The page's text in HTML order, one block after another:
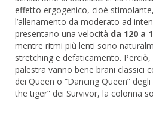
effetto ergogenico, cioè
l’allenamento da moderato ad
presentano una velocità da 120 a
mentre ritmi più lenti sono
stretching e defaticamento.
palestra vanno bene brani classici
dei Queen o “Dancing Queen”
the tiger” dei Survivor, la colonna